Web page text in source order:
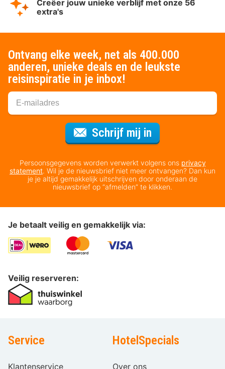
Creëer jouw unieke verblijf met onze 56
extra's
Ontvang elke week, net als 400.000
anderen, unieke deals en de leukste
reisinspiratie in je inbox!
Schrijf mij in
Persoonsgegevens worden verwerkt volgens ons privacy
statement. Wil je de nieuwsbrief niet meer ontvangen? Dan kun
je je altijd gemakkelijk uitschrijven door onderaan de
nieuwsbrief op “afmelden” te klikken.
Je betaalt veilig en gemakkelijk via:
Veilig reserveren:
Service
Klantenservice
HotelSpecials
Over ons